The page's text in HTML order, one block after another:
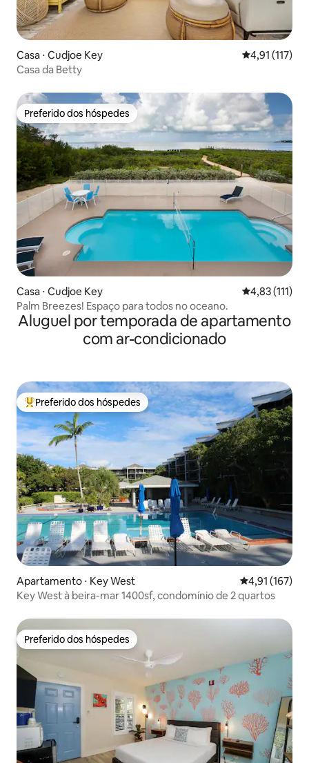
Casa ⋅ Cudjoe Key 4,91 de uma
4,91 (117)
Casa da Betty
Preferido dos hóspedes
Preferido dos hóspedes
Casa ⋅ Cudjoe Key 4,83 de uma
4,83 (111)
Palm Breezes! Espaço para todos no oceano.
Aluguel por temporada de apartamento
com ar-condicionado
Entre os melhores preferidos dos hóspedes
Preferido dos hóspedes
Apartamento ⋅ Key West 4,91 de uma
4,91 (167)
Key West à beira-mar 1400sf, condomínio de 2 quartos
Preferido dos hóspedes
Preferido dos hóspedes